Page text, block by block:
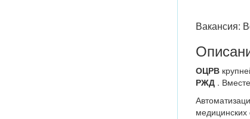
Вакансия:
ОЦРВ
РЖД .
медицинских